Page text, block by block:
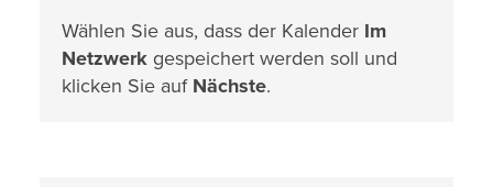
Wählen Sie aus, dass der Kalender Im
Netzwerk gespeichert werden soll und
klicken Sie auf Nächste.